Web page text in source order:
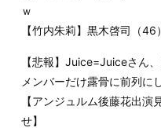
ｗ
【竹内朱莉】黒木啓司（
【悲報】Juice=Juiceさん
メンバーだけ露骨に前列に
【アンジュルム後藤花出演
せ】